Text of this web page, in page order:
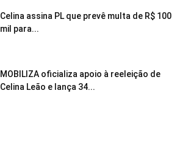
Celina assina PL que prevê multa de R$ 100
mil para...
MOBILIZA oficializa apoio à reeleição de
Celina Leão e lança 34...